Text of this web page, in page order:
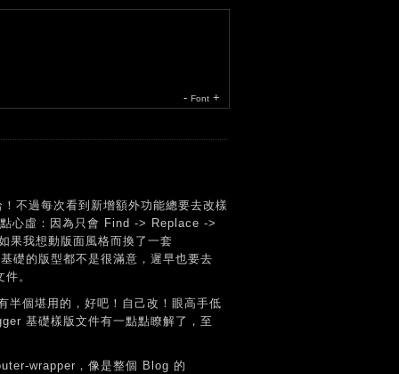
- Font +
不過每次看到新增額外功能總要去改樣
心虛：因為只會 Find -> Replace ->
果我想動版面風格而換了一套
礎的版型都不是很滿意，遲早也要去
。
半個堪用的，好吧！自己改！眼高手低
基礎樣版文件有一點點瞭解了，至
wrapper，像是整個 Blog 的